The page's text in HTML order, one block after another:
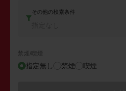
その他の検索条件
禁煙/喫煙
指定無し 禁煙 喫煙